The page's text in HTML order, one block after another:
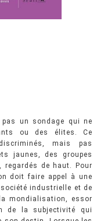
un sondage qui ne
ou des élites. Ce
mais pas
jaunes, des groupes
regardés de haut. Pour
doit faire appel à une
industrielle et de
mondialisation, essor
de la subjectivité qui